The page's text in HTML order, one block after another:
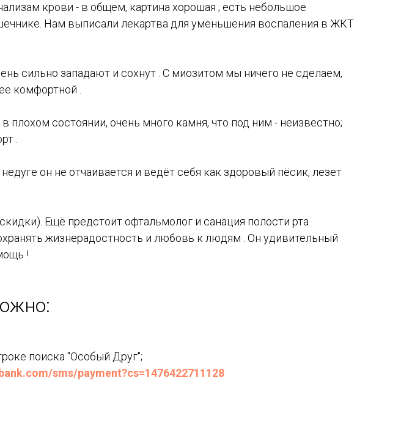
крови - в общем, картина хорошая ; есть небольшое
Нам выписали лекартва для уменьшения воспаления в ЖКТ
сильно западают и сохнут . С миозитом мы ничего не сделаем,
комфортной .
плохом состоянии, очень много камня, что под ним - неизвестно;
.
он не отчаивается и ведёт себя как здоровый пёсик, лезет
Ещё предстоит офтальмолог и санация полости рта .
жизнерадостность и любовь к людям . Он удивительный
!
поиска "Особый Друг";
sms/payment?cs=1476422711128